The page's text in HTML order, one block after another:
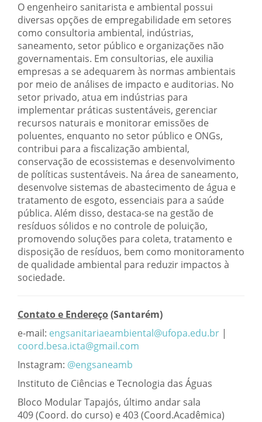
O engenheiro sanitarista e ambiental possui
diversas opções de empregabilidade em setores
como consultoria ambiental, indústrias,
saneamento, setor público e organizações não
governamentais. Em consultorias, ele auxilia
empresas a se adequarem às normas ambientais
por meio de análises de impacto e auditorias. No
setor privado, atua em indústrias para
implementar práticas sustentáveis, gerenciar
recursos naturais e monitorar emissões de
poluentes, enquanto no setor público e ONGs,
contribui para a fiscalização ambiental,
conservação de ecossistemas e desenvolvimento
de políticas sustentáveis. Na área de saneamento,
desenvolve sistemas de abastecimento de água e
tratamento de esgoto, essenciais para a saúde
pública. Além disso, destaca-se na gestão de
resíduos sólidos e no controle de poluição,
promovendo soluções para coleta, tratamento e
disposição de resíduos, bem como monitoramento
de qualidade ambiental para reduzir impactos à
sociedade.
Contato e Endereço(Santarém)
e-mail: engsanitariaeambiental@ufopa.edu.br |
coord.besa.icta@gmail.com
Instagram: @engsaneamb
Instituto de Ciências e Tecnologia das Águas
Bloco Modular Tapajós, último andar sala
409 (Coord. do curso) e 403 (Coord.Acadêmica)